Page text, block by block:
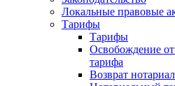
Локальные правовые
Тарифы
Тарифы
Освобождение
тарифа
Возврат